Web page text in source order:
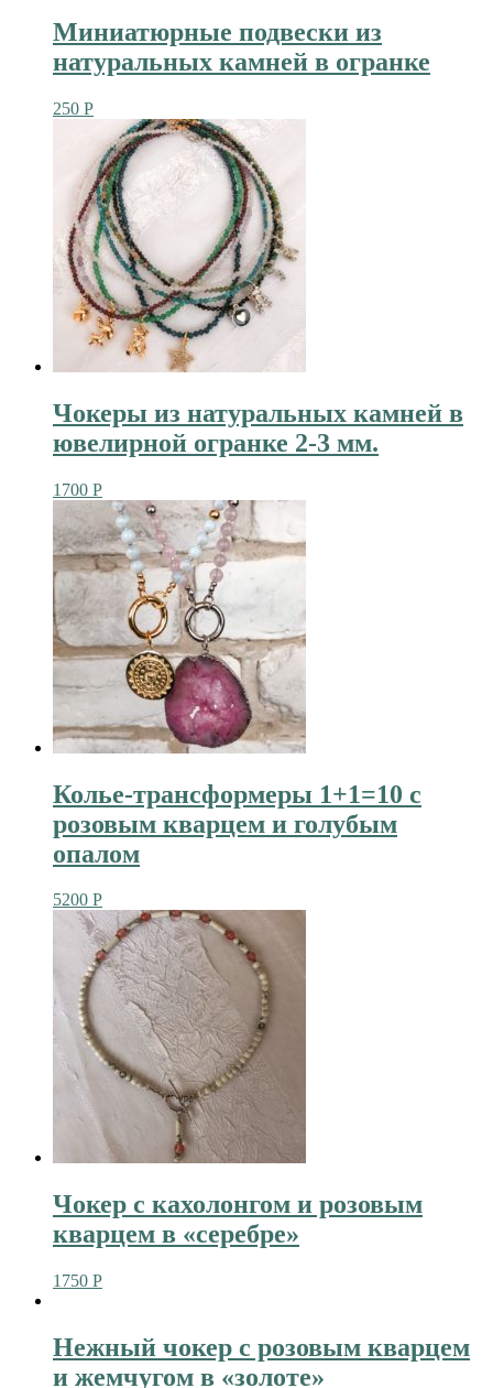
Миниатюрные подвески из
натуральных камней в огранке
250 Р
Чокеры из натуральных камней в
ювелирной огранке 2-3 мм.
1700 Р
Колье-трансформеры 1+1=10 с
розовым кварцем и голубым
опалом
5200 Р
Чокер с кахолонгом и розовым
кварцем в «серебре»
1750 Р
Нежный чокер с розовым кварцем
и жемчугом в «золоте»